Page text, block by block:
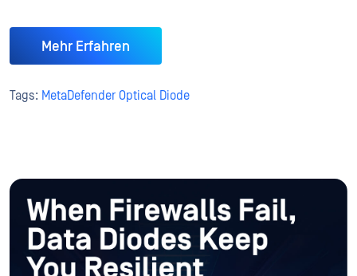
Mehr Erfahren
Tags: MetaDefender Optical Diode